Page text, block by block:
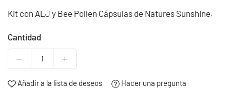
Kit con ALJ y Bee Pollen Cápsulas de Natures Sunshine.
Cantidad
Añadir a la lista de deseos Hacer una pregunta